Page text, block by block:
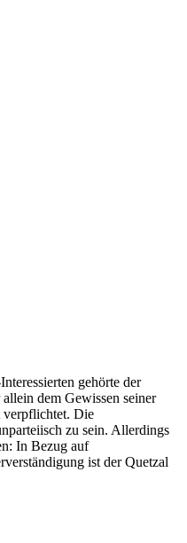
gehörte der
dem Gewissen seiner
verpflichtet. Die
zu sein. Allerdings
In Bezug auf
ist der Quetzal